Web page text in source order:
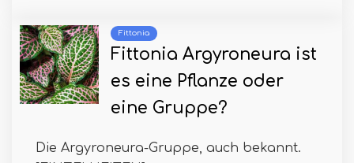
Fittonia
Fittonia Argyroneura ist
es eine Pflanze oder
eine Gruppe?
Die Argyroneura-Gruppe, auch bekannt.